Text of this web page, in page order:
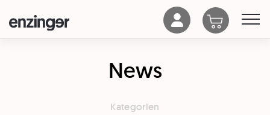
News
Kategorien